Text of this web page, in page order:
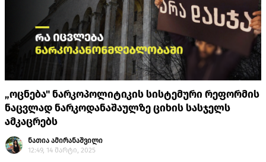
„ოცნება" ნარკოპოლიტიკის სისტემური რეფორმის
ნაცვლად ნარკოდანაშაულზე ციხის სასჯელს
ამკაცრებს
ნათია ამირანაშვილი
12:49, 14 მარტი, 2025